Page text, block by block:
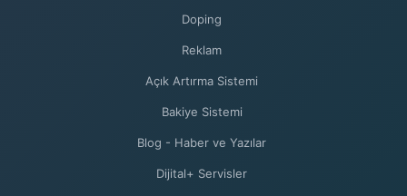
Doping
Reklam
Açık Artırma Sistemi
Bakiye Sistemi
Blog - Haber ve Yazılar
Dijital+ Servisler